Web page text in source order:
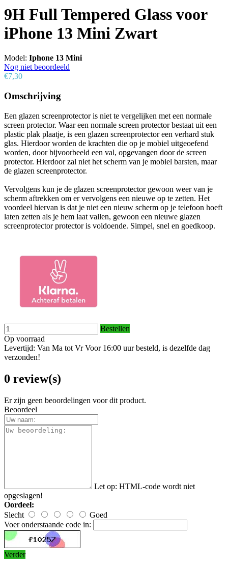
9H Full Tempered Glass voor
iPhone 13 Mini Zwart
Model: Iphone 13 Mini
Nog niet beoordeeld
€7,30
Omschrijving
Een glazen screenprotector is niet te vergelijken met een normale
screen protector. Waar een normale screen protector bestaat uit een
plastic plak plaatje, is een glazen screenprotector een verhard stuk
glas. Hierdoor worden de krachten die op je mobiel uitgeoefend
worden, door bijvoorbeeld een val, opgevangen door de screen
protector. Hierdoor zal niet het scherm van je mobiel barsten, maar
de glazen screenprotector.
Vervolgens kun je de glazen screenprotector gewoon weer van je
scherm aftrekken om er vervolgens een nieuwe op te zetten. Het
voordeel hiervan is dat je niet een nieuw scherm op je telefoon hoeft
laten zetten als je hem laat vallen, gewoon een nieuwe glazen
screenprotector protector is voldoende. Simpel, snel en goedkoop.
Bestellen
Op voorraad
Levertijd: Van Ma tot Vr Voor 16:00 uur besteld, is dezelfde dag
verzonden!
0 review(s)
Er zijn geen beoordelingen voor dit product.
Beoordeel
Let op: HTML-code wordt niet
opgeslagen!
Oordeel:
Slecht
Goed
Voer onderstaande code in:
Verder